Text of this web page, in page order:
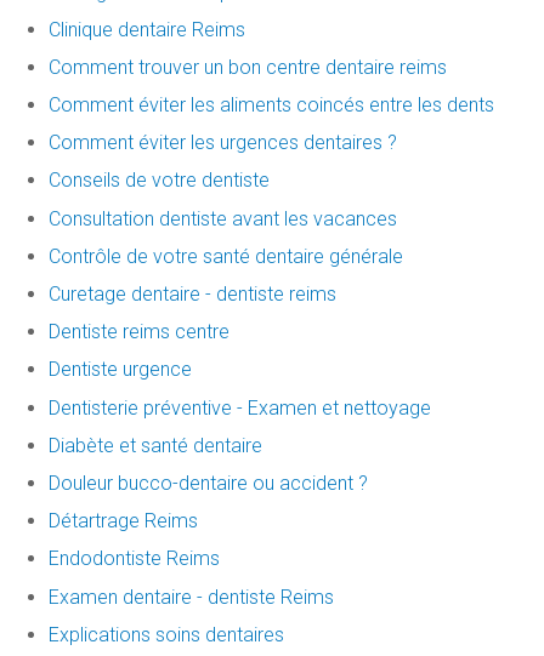
Clinique dentaire Reims
Comment trouver un bon centre dentaire reims
Comment éviter les aliments coincés entre les dents
Comment éviter les urgences dentaires ?
Conseils de votre dentiste
Consultation dentiste avant les vacances
Contrôle de votre santé dentaire générale
Curetage dentaire - dentiste reims
Dentiste reims centre
Dentiste urgence
Dentisterie préventive - Examen et nettoyage
Diabète et santé dentaire
Douleur bucco-dentaire ou accident ?
Détartrage Reims
Endodontiste Reims
Examen dentaire - dentiste Reims
Explications soins dentaires